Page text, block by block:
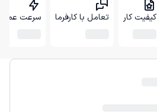
کیفیت کار تعامل با کارفرما سرعت عمل